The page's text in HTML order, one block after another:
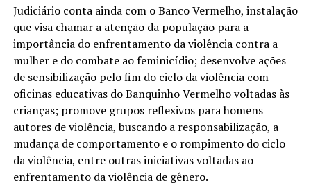
Judiciário conta ainda com o Banco Vermelho, instalação
que visa chamar a atenção da população para a
importância do enfrentamento da violência contra a
mulher e do combate ao feminicídio; desenvolve ações
de sensibilização pelo fim do ciclo da violência com
oficinas educativas do Banquinho Vermelho voltadas às
crianças; promove grupos reflexivos para homens
autores de violência, buscando a responsabilização, a
mudança de comportamento e o rompimento do ciclo
da violência, entre outras iniciativas voltadas ao
enfrentamento da violência de gênero.